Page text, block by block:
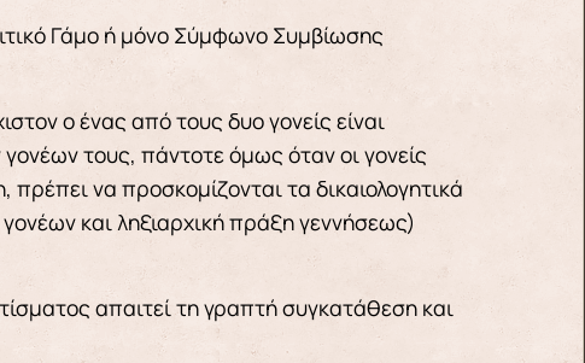
Γάμο ή μόνο Σύμφωνο Συμβίωσης
ο ένας από τους δυο γονείς είναι
τους, πάντοτε όμως όταν οι γονείς
να προσκομίζονται τα δικαιολογητικά
και ληξιαρχική πράξη γεννήσεως)
απαιτεί τη γραπτή συγκατάθεση και